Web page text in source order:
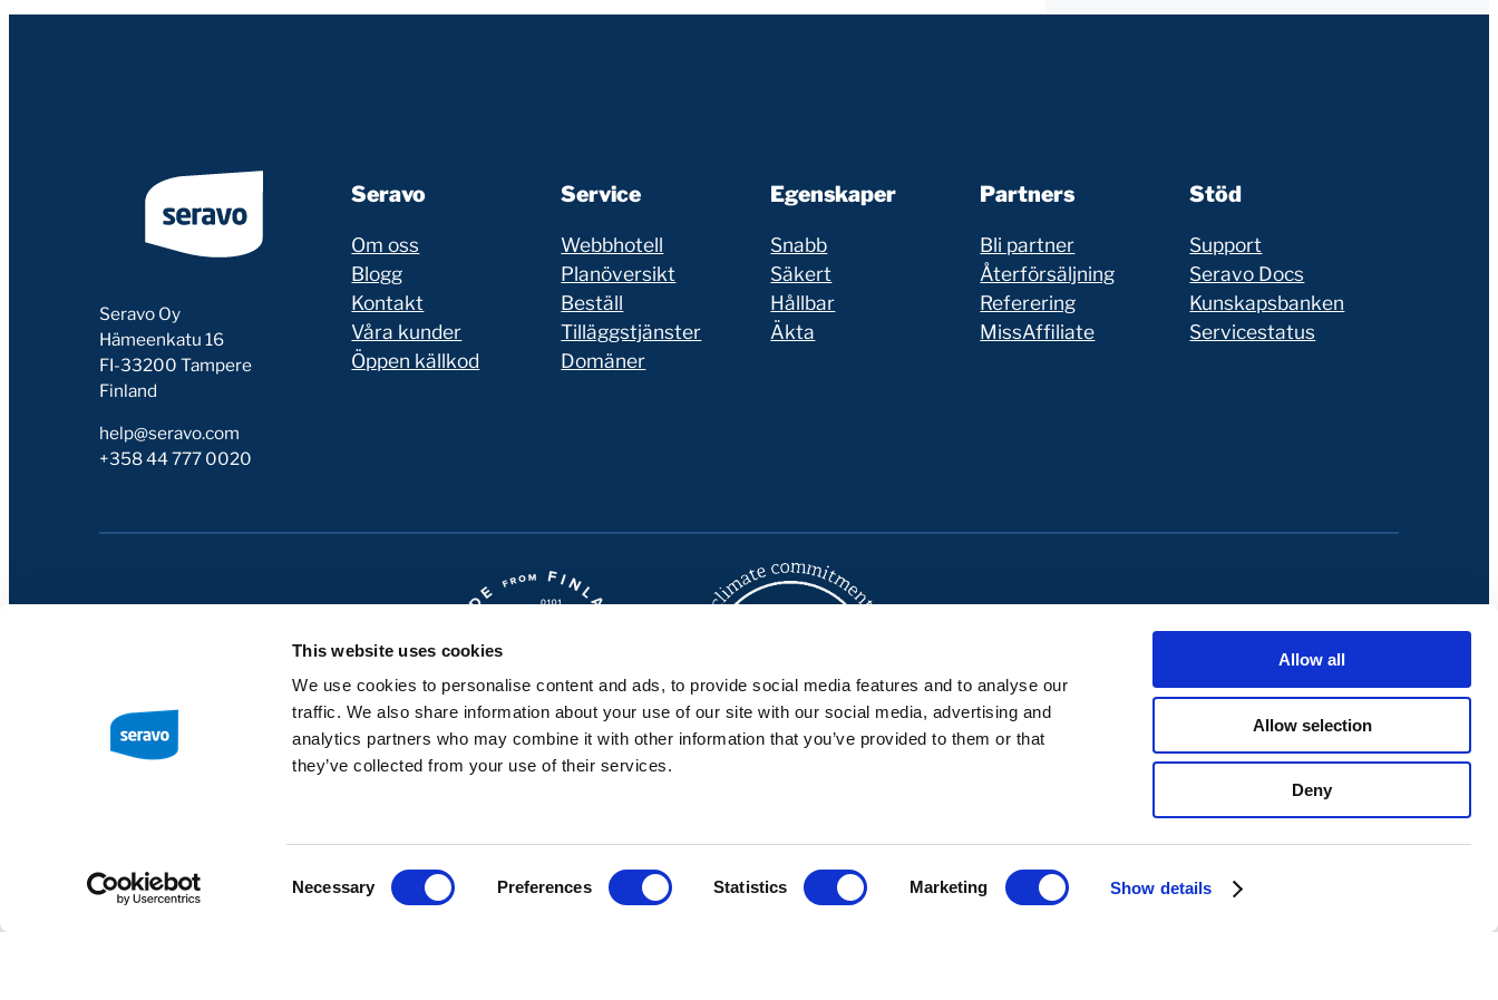
This website uses cookies
We use cookies to personalise content and ads, to provide social media features and to analyse our
traffic. We also share information about your use of our site with our social media, advertising and
analytics partners who may combine it with other information that you’ve provided to them or that
they’ve collected from your use of their services.
Necessary Preferences Statistics Marketing Show details
Allow all
Allow selection
Deny
Seravo Oy
Hämeenkatu 16
FI-33200 Tampere
Finland
help@seravo.com
+358 44 777 0020
Seravo
Om oss
Blogg
Kontakt
Våra kunder
Öppen källkod
Service
Webbhotell
Planöversikt
Beställ
Tilläggstjänster
Domäner
Egenskaper
Snabb
Säkert
Hållbar
Äkta
Partners
Bli partner
Återförsäljning
Referering
MissAffiliate
Stöd
Support
Seravo Docs
Kunskapsbanken
Servicestatus
Integritetspolicy•Leveransvillkor